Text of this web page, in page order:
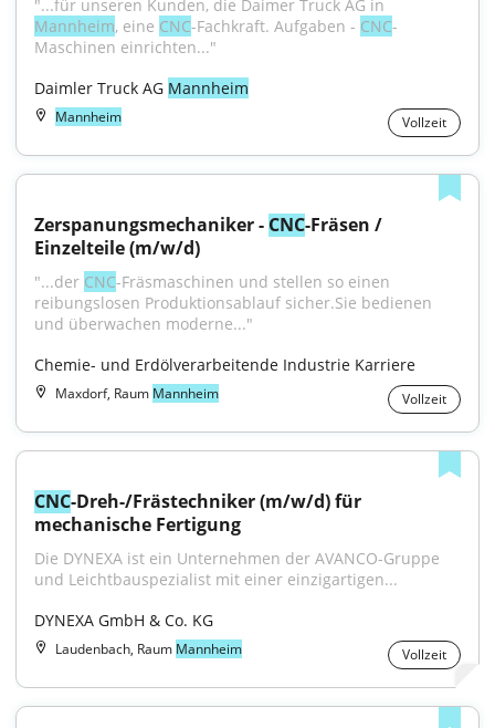
Mannheim, eine CNC-Fachkraft. Aufgaben - CNC-
Maschinen einrichten..."
Daimler Truck AG Mannheim
Mannheim Vollzeit
Zerspanungsmechaniker - CNC-Fräsen /
Einzelteile (m/w/d)
"...der CNC-Fräsmaschinen und stellen so einen
reibungslosen Produktionsablauf sicher.Sie bedienen
und überwachen moderne..."
Chemie- und Erdölverarbeitende Industrie Karriere
Maxdorf, Raum Mannheim Vollzeit
CNC-Dreh-/Frästechniker (m/w/d) für
mechanische Fertigung
Die DYNEXA ist ein Unternehmen der AVANCO-Gruppe
und Leichtbauspezialist mit einer einzigartigen...
DYNEXA GmbH & Co. KG
Laudenbach, Raum Mannheim Vollzeit